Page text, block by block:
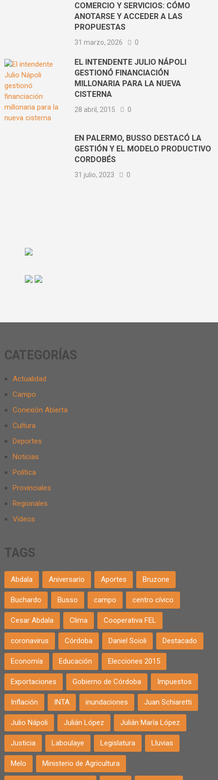
COMERCIO Y SERVICIOS: CÓMO
ANOTARSE Y ACCEDER A LAS
PROPUESTAS
31 marzo, 2026 0
EL INTENDENTE JULIO NÁPOLI
GESTIONÓ FINANCIACIÓN
MILLONARIA PARA LA NUEVA
CISTERNA
28 abril, 2015 0
EN PALERMO, BUSSO DESTACÓ LA
GESTIÓN Y EL MODELO PRODUCTIVO
CORDOBÉS
31 julio, 2023 0
CATEGORÍAS
Actualidad
Campo
Conexión Abierta
Cultura
Deportes
Noticias
Política
Provinciales
Regionales
Videos
TAGS
Abdala Aniversario Aportes Bruzone
Buchardo Busso campo centro cívico
Cesar Abdala Clima Cooperativa FEL
coronavirus Córdoba Daniel Scioli Destacado
Economía Educación Elecciones 2015
Exportaciones Gobierno de Córdoba Impuestos
Inflación INTA inundaciones Juan Schiaretti
Julio Nápoli Julián López Julián María López
Justicia Laboulaye Legislatura Lluvias
Melo Ministerio de Agricultura